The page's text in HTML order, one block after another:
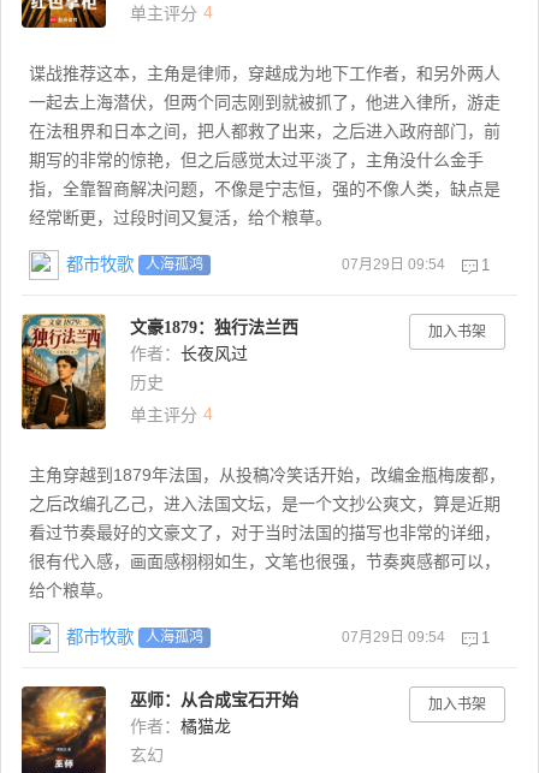
单主评分 4
谍战推荐这本，主角是律师，穿越成为地下工作者，和另外两人
一起去上海潜伏，但两个同志刚到就被抓了，他进入律所，游走
在法租界和日本之间，把人都救了出来，之后进入政府部门，前
期写的非常的惊艳，但之后感觉太过平淡了，主角没什么金手
指，全靠智商解决问题，不像是宁志恒，强的不像人类，缺点是
经常断更，过段时间又复活，给个粮草。
都市牧歌 人海孤鸿 07月29日 09:54 1
加入书架
文豪1879：独行法兰西
作者： 长夜风过
历史
单主评分 4
主角穿越到1879年法国，从投稿冷笑话开始，改编金瓶梅废都，
之后改编孔乙己，进入法国文坛，是一个文抄公爽文，算是近期
看过节奏最好的文豪文了，对于当时法国的描写也非常的详细，
很有代入感，画面感栩栩如生，文笔也很强，节奏爽感都可以，
给个粮草。
都市牧歌 人海孤鸿 07月29日 09:54 1
加入书架
巫师：从合成宝石开始
作者： 橘猫龙
玄幻